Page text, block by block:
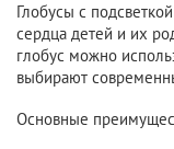
Глобусы с
сердца детей и их
глобус можно
выбирают
Основные